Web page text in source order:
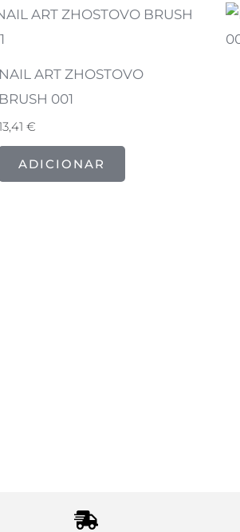
NAIL ART ZHOSTOVO
BRUSH 001
€
ADICIONAR